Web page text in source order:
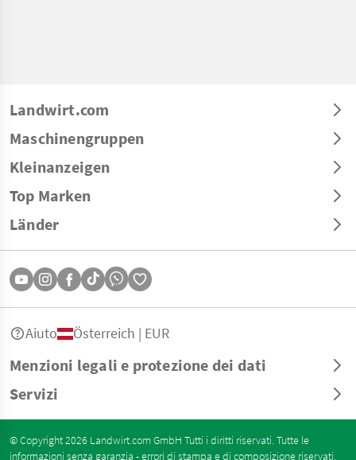
Landwirt.com
Maschinengruppen
Kleinanzeigen
Top Marken
Länder
Menzioni legali e protezione dei dati
Servizi
Aiuto Österreich | EUR
© Copyright 2026 Landwirt.com GmbH Tutti i diritti riservati. Tutte le
informazioni senza garanzia - errori di stampa e di composizione riservati.